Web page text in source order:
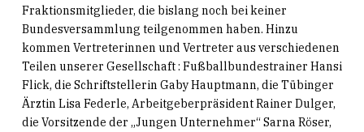
Fraktionsmitglieder, die bislang noch bei keiner
Bundesversammlung teilgenommen haben. Hinzu
kommen Vertreterinnen und Vertreter aus verschiedenen
Teilen unserer Gesellschaft : Fußballbundestrainer Hansi
Flick, die Schriftstellerin Gaby Hauptmann, die Tübinger
Ärztin Lisa Federle, Arbeitgeberpräsident Rainer Dulger,
die Vorsitzende der „Jungen Unternehmer“ Sarna Röser,